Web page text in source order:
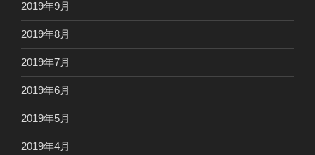
2019年9月
2019年8月
2019年7月
2019年6月
2019年5月
2019年4月